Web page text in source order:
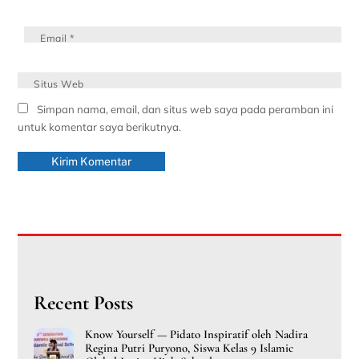
Email*
Situs Web
Simpan nama, email, dan situs web saya pada peramban ini
untuk komentar saya berikutnya.
Recent Posts
Know Yourself — Pidato Inspiratif oleh Nadira
Regina Putri Puryono, Siswa Kelas 9 Islamic